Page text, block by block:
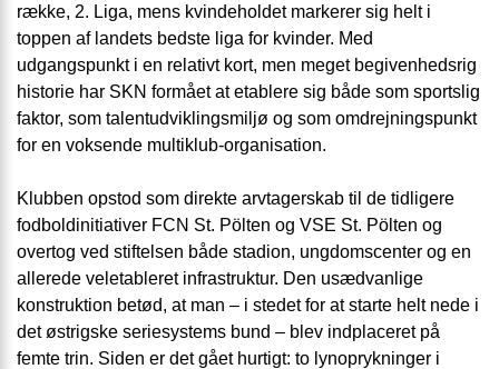
række, 2. Liga, mens kvindeholdet markerer sig helt i
toppen af landets bedste liga for kvinder. Med
udgangspunkt i en relativt kort, men meget begivenhedsrig
historie har SKN formået at etablere sig både som sportslig
faktor, som talentudviklingsmiljø og som omdrejningspunkt
for en voksende multiklub-organisation.
Klubben opstod som direkte arvtagerskab til de tidligere
fodboldinitiativer FCN St. Pölten og VSE St. Pölten og
overtog ved stiftelsen både stadion, ungdomscenter og en
allerede veletableret infrastruktur. Den usædvanlige
konstruktion betød, at man – i stedet for at starte helt nede i
det østrigske seriesystems bund – blev indplaceret på
femte trin. Siden er det gået hurtigt: to lynoprykninger i